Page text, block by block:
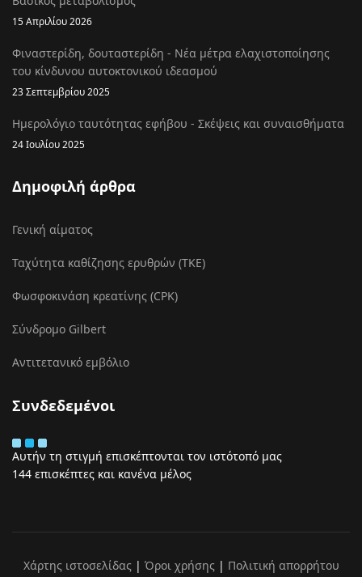
15 Απριλίου 2026
Φιναστερίδη, δουταστερίδη - Νέα μέτρα ελαχιστοποίησης
του κίνδυνου αυτοκτονικού ιδεασμού
23 Σεπτεμβρίου 2025
Ημερολόγιο ταυτότητας εφήβου - Σκέψεις και συναισθήματα
24 Ιουλίου 2025
Δημοφιλή άρθρα
Γενική αίματος
Ταχύτητα καθίζησης ερυθρών (ΤΚΕ)
Φωσφοκινάση κρεατίνης (CPK)
Σύνδρομο Gilbert
Αντιτετανικό εμβόλιο
Συνδεδεμένοι
Αυτήν τη στιγμή επισκέπτονται τον ιστότοπό μας
144 επισκέπτες και κανένα μέλος
Χάρτης ιστοσελίδας| Όροι χρήσης| Πολιτική απορρήτου